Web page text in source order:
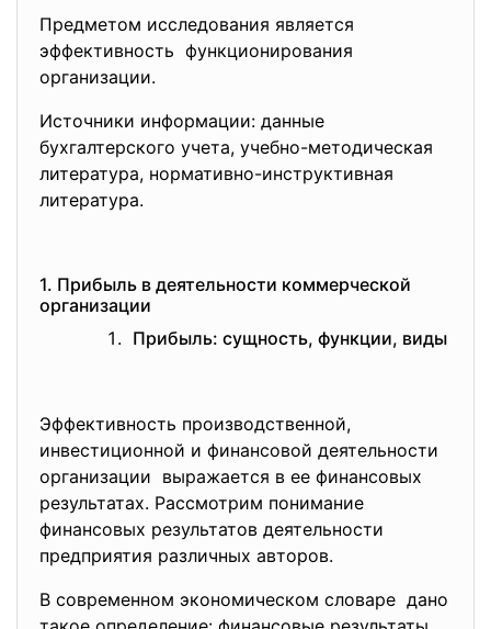
Предметом исследования является
эффективность функционирования
организации.
Источники информации: данные
бухгалтерского учета, учебно-методическая
литература, нормативно-инструктивная
литература.
1. Прибыль в деятельности коммерческой
организации
Прибыль: сущность, функции, виды
Эффективность производственной,
инвестиционной и финансовой деятельности
организации выражается в ее финансовых
результатах. Рассмотрим понимание
финансовых результатов деятельности
предприятия различных авторов.
В современном экономическом словаре дано